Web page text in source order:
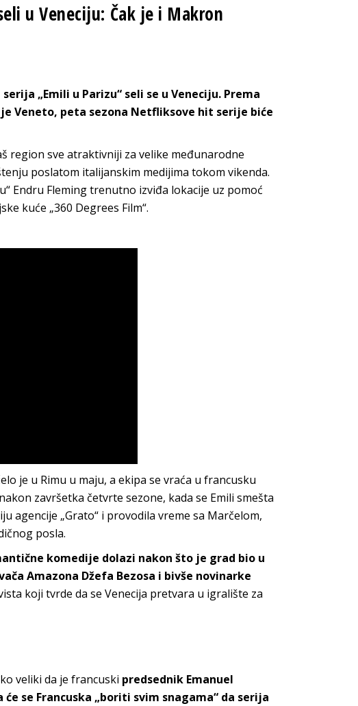
u Veneciju: Čak je i Makron
„Emili u Parizu“ seli se u Veneciju. Prema
Veneto, peta sezona Netfliksove hit serije biće
region sve atraktivniji za velike međunarodne
poslatom italijanskim medijima tokom vikenda.
Endru Fleming trenutno izviđa lokacije uz pomoć
kuće „360 Degrees Film“.
je u Rimu u maju, a ekipa se vraća u francusku
završetka četvrte sezone, kada se Emili smešta
agencije „Grato“ i provodila vreme sa Marčelom,
posla.
komedije dolazi nakon što je grad bio u
Amazona Džefa Bezosa i bivše novinarke
koji tvrde da se Venecija pretvara u igralište za
veliki da je francuski predsednik Emanuel
se Francuska „boriti svim snagama“ da serija